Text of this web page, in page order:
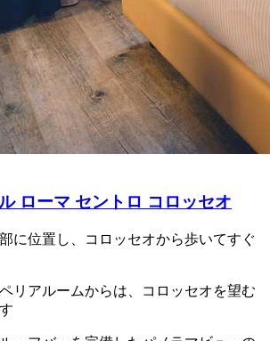
ローマ セントロ コロッセオ
に位置し、コロッセオから歩いてすぐ
リアルームからは、コロッセオを望む